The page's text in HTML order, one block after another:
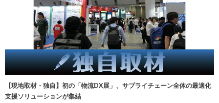
【現地取材・独自】初の「物流DX展」、サプライチェーン全体の最適化
支援ソリューションが集結